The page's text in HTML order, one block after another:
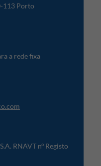
113 Porto
a rede fixa
RNAVT nº Registo